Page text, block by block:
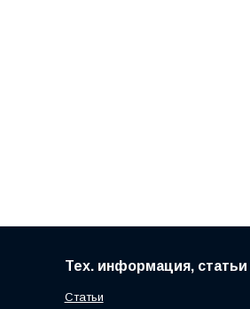
Тех. информация, статьи
Статьи